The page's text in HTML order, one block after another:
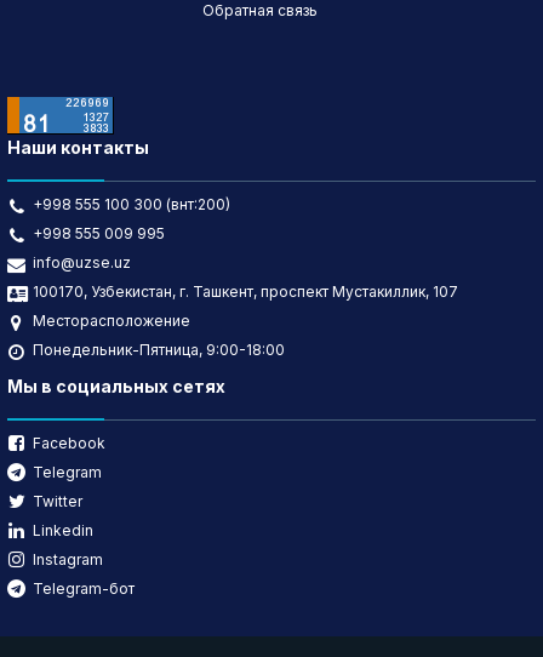
Обратная связь
Наши контакты
+998 555 100 300 (внт:200)
+998 555 009 995
info@uzse.uz
100170, Узбекистан, г. Ташкент, проспект Мустакиллик, 107
Месторасположение
Понедельник-Пятница, 9:00-18:00
Мы в социальных сетях
Facebook
Telegram
Twitter
Linkedin
Instagram
Telegram-бот